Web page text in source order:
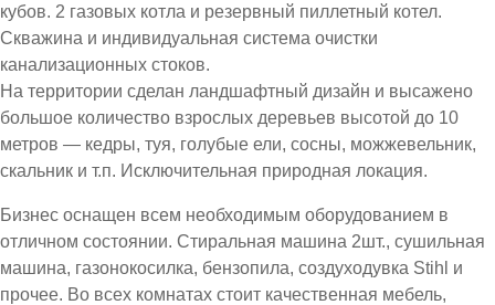
кубов. 2 газовых котла и резервный пиллетный котел.
Скважина и индивидуальная система очистки
канализационных стоков.
На территории сделан ландшафтный дизайн и высажено
большое количество взрослых деревьев высотой до 10
метров — кедры, туя, голубые ели, сосны, можжевельник,
скальник и т.п. Исключительная природная локация.
Бизнес оснащен всем необходимым оборудованием в
отличном состоянии. Стиральная машина 2шт., сушильная
машина, газонокосилка, бензопила, создуходувка Stihl и
прочее. Во всех комнатах стоит качественная мебель,